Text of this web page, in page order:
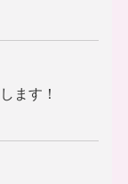
ます！